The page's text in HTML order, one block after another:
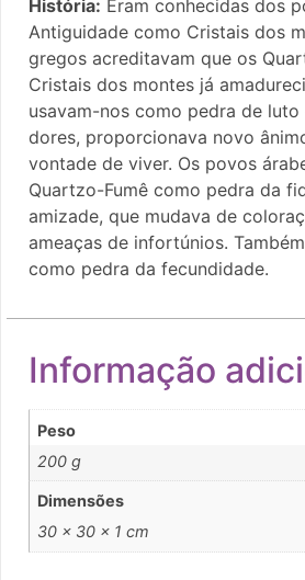
História: Eram conhecidas dos
Antiguidade como Cristais dos
gregos acreditavam que os
Cristais dos montes já
usavam-nos como pedra de luto
dores, proporcionava novo
vontade de viver. Os povos
Quartzo-Fumê como pedra da
amizade, que mudava de
ameaças de infortúnios.
como pedra da fecundidade.
Informação
Peso
200 g
Dimensões
30 × 30 × 1 cm